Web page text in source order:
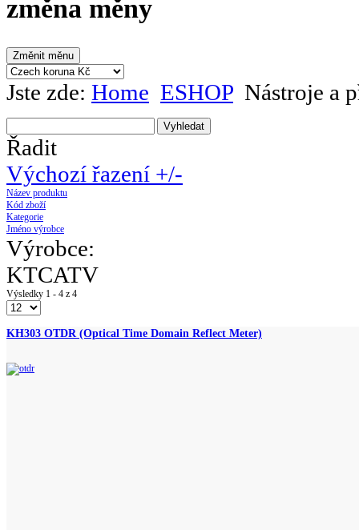
změna měny
Jste zde: Home ESHOP Nástroje a
Řadit
Výchozí řazení +/-
Název produktu
Kód zboží
Kategorie
Jméno výrobce
Výrobce:
KTCATV
Výsledky 1 - 4 z 4
KH303 OTDR (Optical Time Domain Reflect Meter)